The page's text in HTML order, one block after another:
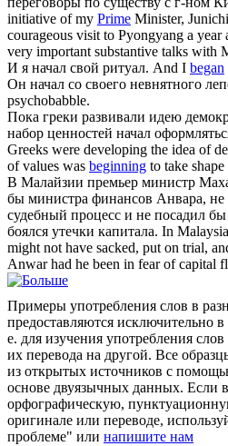
initiative of my Prime Minister,
courageous visit to Pyongyang a year
very important substantive talks with
И я начал свой ритуал. And I began
Он начал со своего невнятного
psychobabble.
Пока греки развивали идею
набор ценностей начал
Greeks were developing the idea of
of values was beginning to take
В Малайзии премьер министр
бы министра финансов Анвара, не
судебный процесс и не посадил
боялся утечки капитала. In
might not have sacked, put on trial,
Anwar had he been in fear of capital
Примеры употребления слов в
предоставляются исключительно
е. для изучения употребления
их перевода на другой. Все
из открытых источников с
основе двуязычных данных. Если
орфографическую,
оригинале или переводе,
проблеме" или напишите нам